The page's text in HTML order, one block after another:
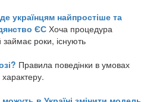
українцям найпростіше та
ЄС Хоча процедура
займає роки, існують
Правила поведінки в умовах
характеру.